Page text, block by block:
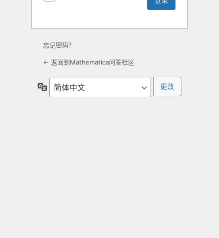
忘记密码？
← 返回到Mathematica问答社区
言